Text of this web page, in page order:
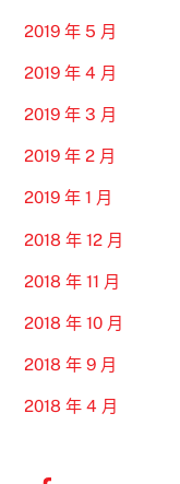
2019 年 5 月
2019 年 4 月
2019 年 3 月
2019 年 2 月
2019 年 1 月
2018 年 12 月
2018 年 11 月
2018 年 10 月
2018 年 9 月
2018 年 4 月